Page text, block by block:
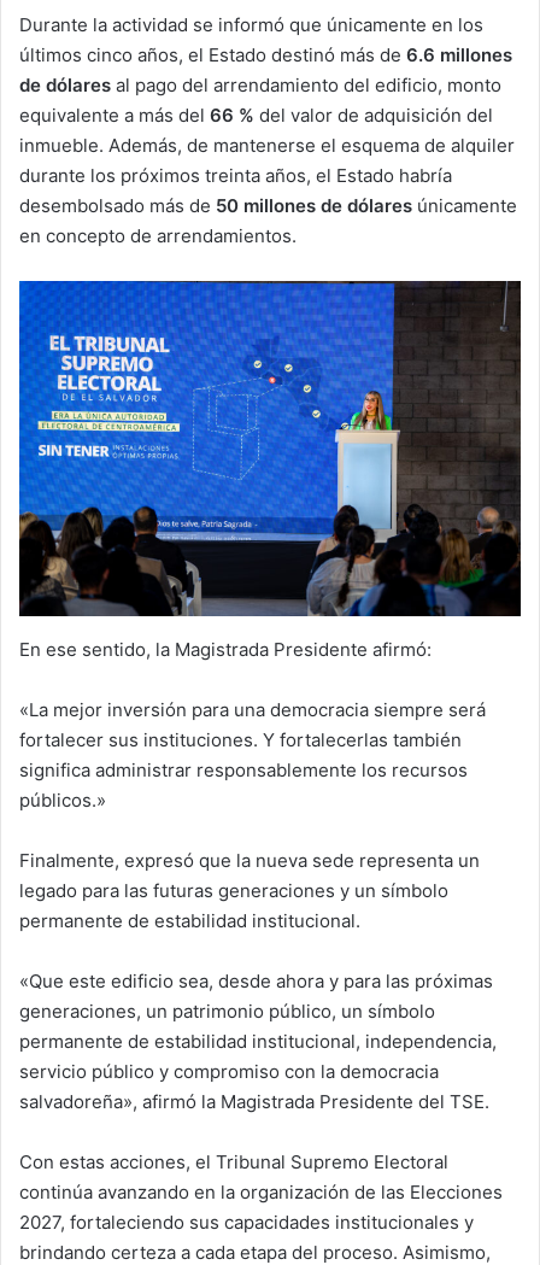
Durante la actividad se informó que únicamente en los
últimos cinco años, el Estado destinó más de 6.6 millones
de dólares al pago del arrendamiento del edificio, monto
equivalente a más del 66 % del valor de adquisición del
inmueble. Además, de mantenerse el esquema de alquiler
durante los próximos treinta años, el Estado habría
desembolsado más de 50 millones de dólares únicamente
en concepto de arrendamientos.
En ese sentido, la Magistrada Presidente afirmó:
«La mejor inversión para una democracia siempre será
fortalecer sus instituciones. Y fortalecerlas también
significa administrar responsablemente los recursos
públicos.»
Finalmente, expresó que la nueva sede representa un
legado para las futuras generaciones y un símbolo
permanente de estabilidad institucional.
«Que este edificio sea, desde ahora y para las próximas
generaciones, un patrimonio público, un símbolo
permanente de estabilidad institucional, independencia,
servicio público y compromiso con la democracia
salvadoreña», afirmó la Magistrada Presidente del TSE.
Con estas acciones, el Tribunal Supremo Electoral
continúa avanzando en la organización de las Elecciones
2027, fortaleciendo sus capacidades institucionales y
brindando certeza a cada etapa del proceso. Asimismo,